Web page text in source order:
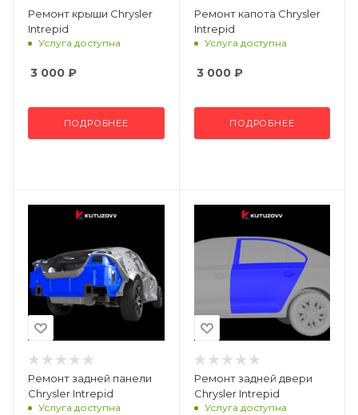
Ремонт крыши Chrysler
Intrepid
Услуга доступна
3 000 ₽
ПОДРОБНЕЕ
Ремонт капота Chrysler
Intrepid
Услуга доступна
3 000₽
ПОДРОБНЕЕ
Ремонт задней панели
Chrysler Intrepid
Услуга доступна
Ремонт задней двери
Chrysler Intrepid
Услуга доступна